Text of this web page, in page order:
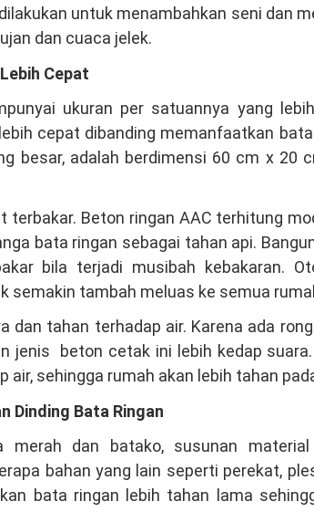
untuk menambahkan seni dan
dan cuaca jelek.
Cepat
ukuran per satuannya yang
cepat dibanding memanfaatkan
besar, adalah berdimensi 60 cm x 20
terbakar. Beton ringan AAC terhitung
bata ringan sebagai tahan api.
bila terjadi musibah kebakaran.
semakin tambah meluas ke semua
dan tahan terhadap air. Karena ada
jenis beton cetak ini lebih kedap
air, sehingga rumah akan lebih tahan
Dinding Bata Ringan
merah dan batako, susunan
bahan yang lain seperti perekat,
bata ringan lebih tahan lama